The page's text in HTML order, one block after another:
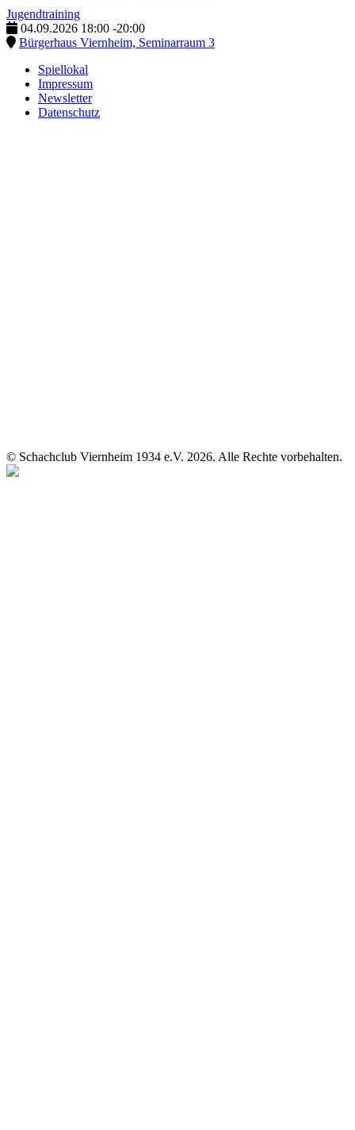
Jugendtraining
04.09.2026 18:00 -20:00
Bürgerhaus Viernheim, Seminarraum 3
Spiellokal
Impressum
Newsletter
Datenschutz
© Schachclub Viernheim 1934 e.V. 2026. Alle Rechte vorbehalten.